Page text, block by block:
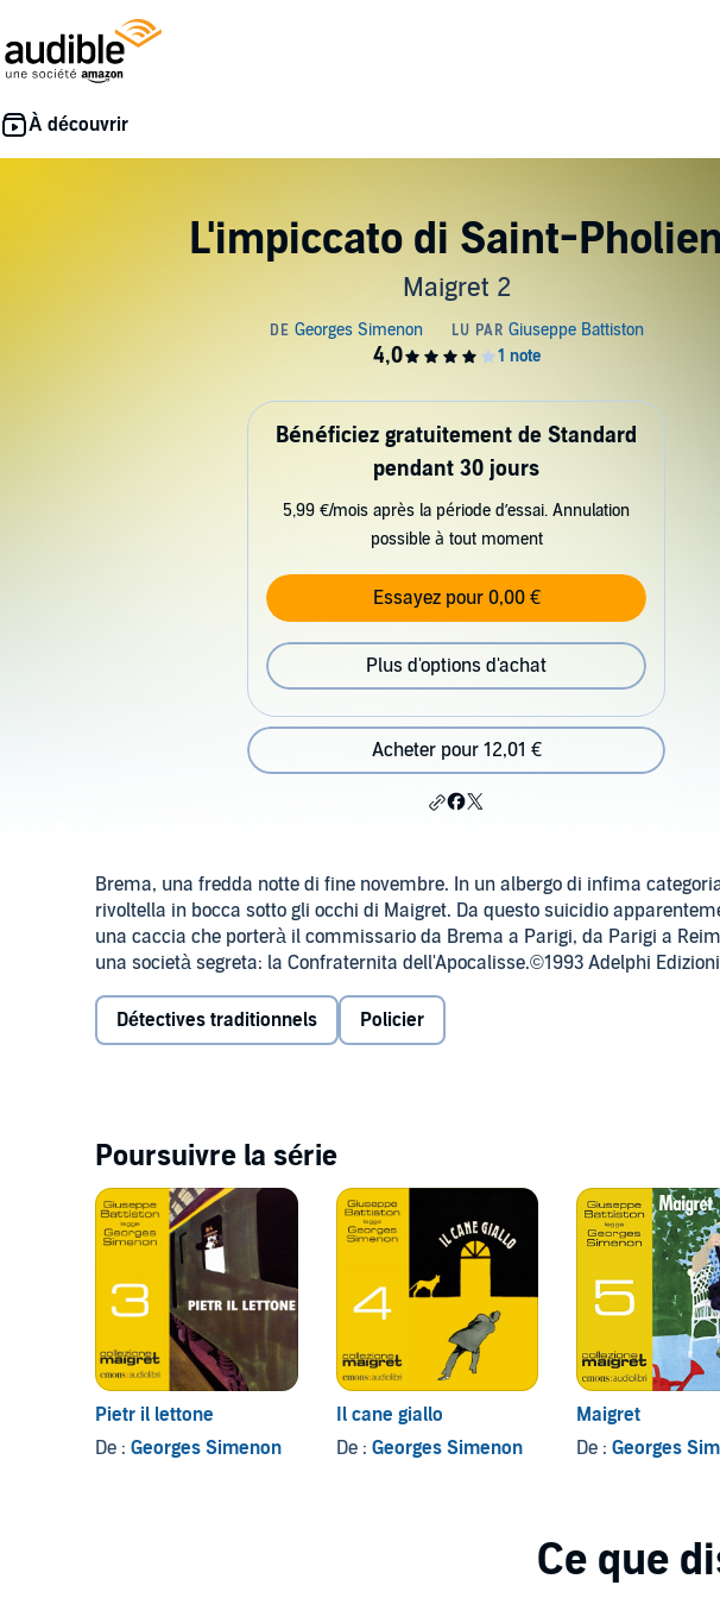
L'impiccato di Saint-Pholien
Maigret 2
Bénéficiez gratuitement de Standard
pendant 30 jours
5,99 €/mois après la période d’essai. Annulation
possible à tout moment
Essayez pour 0,00 €
Plus d'options d'achat
Acheter pour 12,01 €
Brema, una fredda notte di fine novembre. In un albergo di infima
rivoltella in bocca sotto gli occhi di Maigret. Da questo suicidio
una caccia che porterà il commissario da Brema a Parigi, da Parigi a
una società segreta: la Confraternita dell'Apocalisse.©1993 Adelphi
Détectives traditionnels Policier
Poursuivre la série
Pietr il lettone
De : Georges Simenon
Il cane giallo
De : Georges Simenon
Maigret
De :Georges